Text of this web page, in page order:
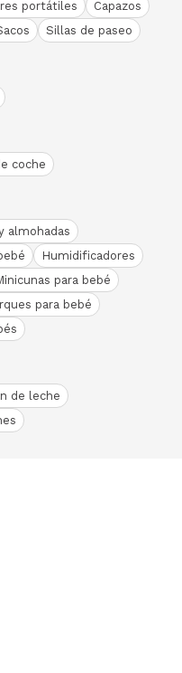
portátiles
Capazos
Sillas de paseo
coche
almohadas
Humidificadores
para bebé
para bebé
de leche